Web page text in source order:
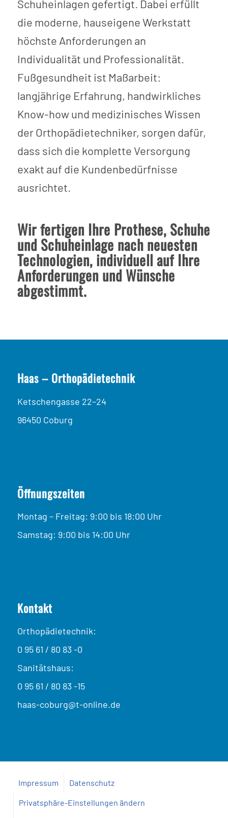
Schuheinlagen gefertigt. Dabei erfüllt
die moderne, hauseigene Werkstatt
höchste Anforderungen an
Individualität und Professionalität.
Fußgesundheit ist Maßarbeit:
langjährige Erfahrung, handwirkliches
Know-how und medizinisches Wissen
der Orthopädietechniker, sorgen dafür,
dass sich die komplette Versorgung
exakt auf die Kundenbedürfnisse
ausrichtet.
Wir fertigen Ihre Prothese, Schuhe
und Schuheinlage nach neuesten
Technologien, individuell auf Ihre
Anforderungen und Wünsche
abgestimmt.
Haas – Orthopädietechnik
Ketschengasse 22–24
96450 Coburg
Öffnungszeiten
Montag – Freitag: 9:00 bis 18:00 Uhr
Samstag: 9:00 bis 14:00 Uhr
Kontakt
Orthopädietechnik:
0 95 61 / 80 83 -0
Sanitätshaus:
0 95 61 / 80 83 -15
haas-coburg@t-online.de
Impressum Datenschutz
Privatsphäre-Einstellungen ändern